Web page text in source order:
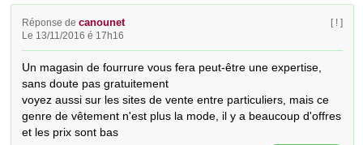
Réponse decanounet
Le 13/11/2016 é 17h16
[ ! ]
Un magasin de fourrure vous fera peut-être une expertise,
sans doute pas gratuitement
voyez aussi sur les sites de vente entre particuliers, mais ce
genre de vêtement n'est plus la mode, il y a beaucoup d'offres
et les prix sont bas